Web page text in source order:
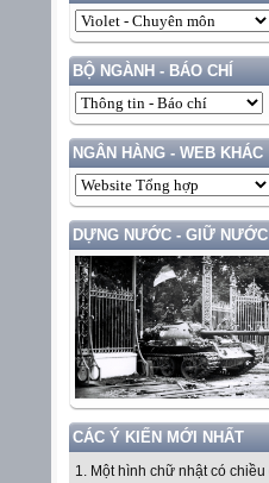
BỘ NGÀNH - BÁO CHÍ
NGÂN HÀNG - WEB KHÁC
DỰNG NƯỚC - GIỮ NƯỚC
CÁC Ý KIẾN MỚI NHẤT
1. Một hình chữ nhật có chiều